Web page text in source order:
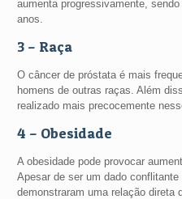
aumenta progressivamente,
anos.
3 – Raça
O câncer de próstata é mais
homens de outras raças. Além
realizado mais precocemente
4 – Obesidade
A obesidade pode provocar
Apesar de ser um dado
demonstraram uma relação direta